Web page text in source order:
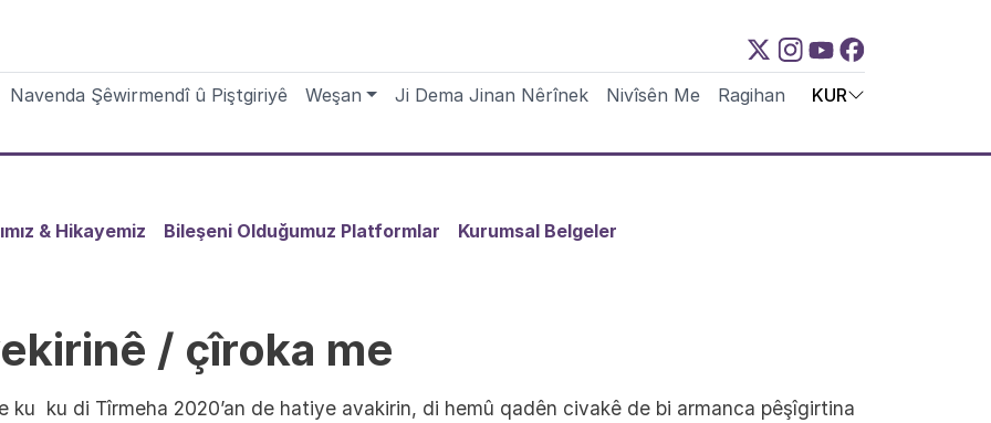
Navenda Şêwirmendî û Piştgiriyê Weşan Ji Dema Jinan Nêrînek Nivîsên Me Ragihan KUR
& Hikayemiz Bileşeni Olduğumuz Platformlar Kurumsal Belgeler
/ çîroka me
ku ku di Tîrmeha 2020’an de hatiye avakirin, di hemû qadên civakê de bi armanca pêşîgirtina